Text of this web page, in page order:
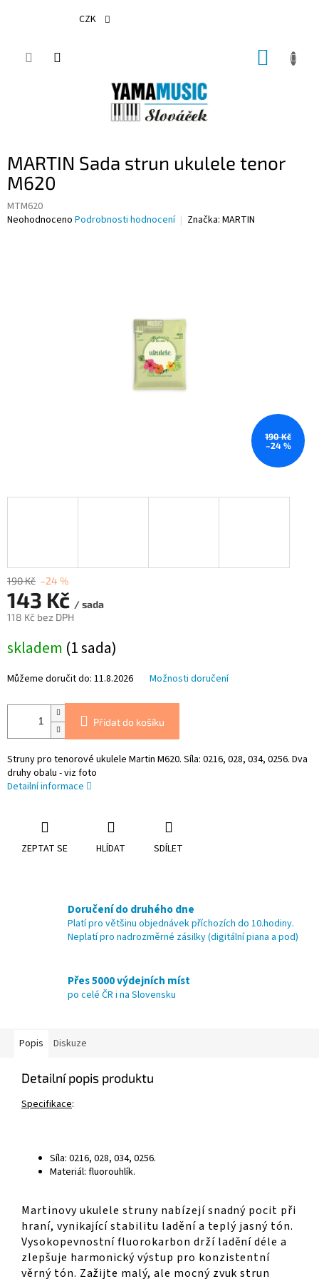
CZK
MARTIN Sada strun ukulele tenor
M620
MTM620
Průměrné
Neohodnoceno Podrobnosti hodnocení Značka: MARTIN
190 Kč
–24 %
190 Kč –24 %
143 Kč / sada
118 Kč bez DPH
cena:
skladem (1 sada)
Můžeme doručit do: 11.8.2026 Možnosti doručení
Přidat do košíku
Struny pro tenorové ukulele Martin M620. Síla: 0216, 028, 034, 0256. Dva
druhy obalu - viz foto
Detailní informace
ZEPTAT SE HLÍDAT SDÍLET
Doručení do druhého dne
Platí pro většinu objednávek příchozích do 10.hodiny.
Neplatí pro nadrozměrné zásilky (digitální piana a pod)
Přes 5000 výdejních míst
po celé ČR i na Slovensku
Popis Diskuze
Detailní popis produktu
Specifikace:
Síla: 0216, 028, 034, 0256.
Materiál: fluorouhlík.
Martinovy ​​ukulele struny nabízejí snadný pocit při
hraní, vynikající stabilitu ladění a teplý jasný tón.
Vysokopevnostní fluorokarbon drží ladění déle a
zlepšuje harmonický výstup pro konzistentní
věrný tón. Zažijte malý, ale mocný zvuk strun